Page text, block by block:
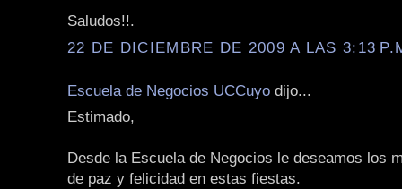
Saludos!!.
22 DE DICIEMBRE DE 2009 A LAS 3:13
Escuela de Negocios UCCuyo dijo...
Estimado,
Desde la Escuela de Negocios le deseamos los
de paz y felicidad en estas fiestas.